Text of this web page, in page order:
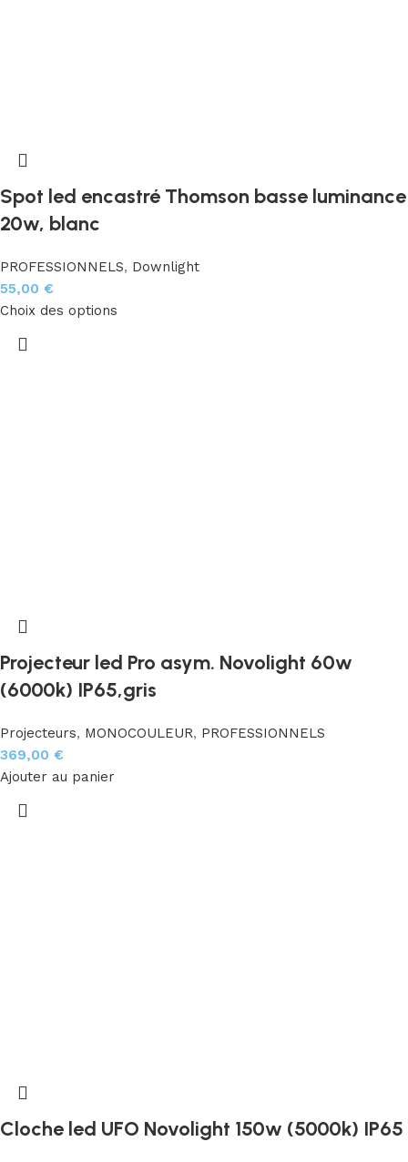
Spot led encastré Thomson basse luminance
20w, blanc
PROFESSIONNELS, Downlight
55,00 €
Choix des options
Projecteur led Pro asym. Novolight 60w
(6000k) IP65,gris
Projecteurs, MONOCOULEUR, PROFESSIONNELS
369,00 €
Ajouter au panier
Cloche led UFO Novolight 150w (5000k) IP65